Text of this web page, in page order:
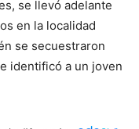
se llevó adelante
en la localidad
se secuestraron
identificó a un joven